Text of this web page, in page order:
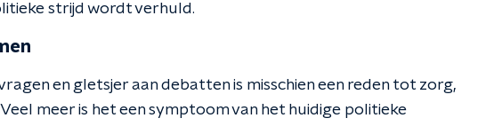
strijd wordt verhuld.
en gletsjer aan debatten is misschien een reden tot zorg,
meer is het een symptoom van het huidige politieke